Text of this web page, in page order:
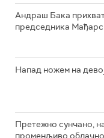
Андраш Бака
председника
Напад ножем на
Претежно сунчано,
променљиво